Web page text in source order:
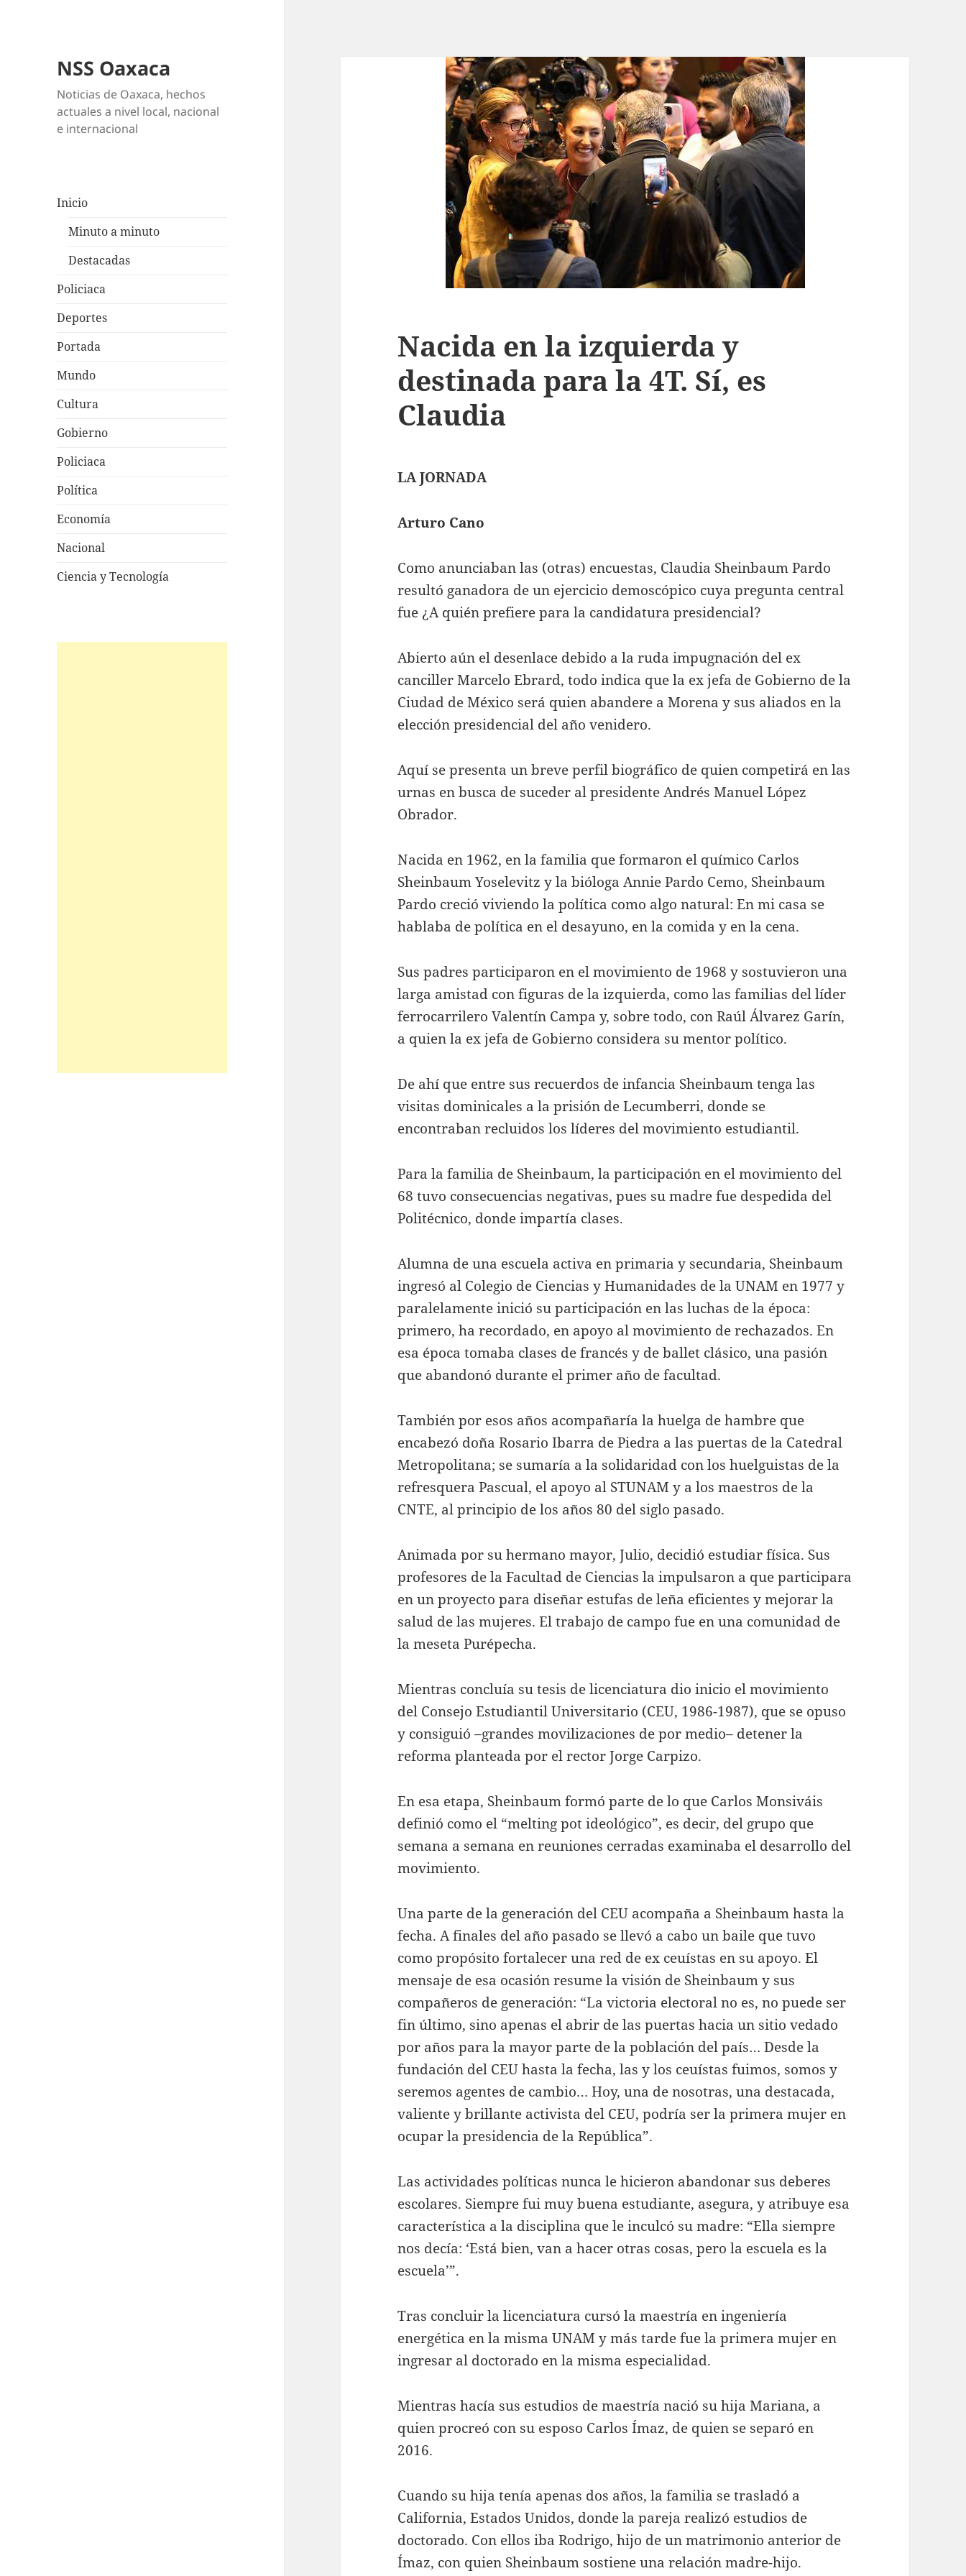
NSS Oaxaca
Noticias de Oaxaca, hechos
actuales a nivel local, nacional
e internacional
Inicio
Minuto a minuto
Destacadas
Policiaca
Deportes
Portada
Mundo
Cultura
Gobierno
Policiaca
Política
Economía
Nacional
Ciencia y Tecnología
Nacida en la izquierda y
destinada para la 4T. Sí, es
Claudia
LA JORNADA
Arturo Cano
Como anunciaban las (otras) encuestas, Claudia Sheinbaum Pardo
resultó ganadora de un ejercicio demoscópico cuya pregunta central
fue ¿A quién prefiere para la candidatura presidencial?
Abierto aún el desenlace debido a la ruda impugnación del ex
canciller Marcelo Ebrard, todo indica que la ex jefa de Gobierno de la
Ciudad de México será quien abandere a Morena y sus aliados en la
elección presidencial del año venidero.
Aquí se presenta un breve perfil biográfico de quien competirá en las
urnas en busca de suceder al presidente Andrés Manuel López
Obrador.
Nacida en 1962, en la familia que formaron el químico Carlos
Sheinbaum Yoselevitz y la bióloga Annie Pardo Cemo, Sheinbaum
Pardo creció viviendo la política como algo natural: En mi casa se
hablaba de política en el desayuno, en la comida y en la cena.
Sus padres participaron en el movimiento de 1968 y sostuvieron una
larga amistad con figuras de la izquierda, como las familias del líder
ferrocarrilero Valentín Campa y, sobre todo, con Raúl Álvarez Garín,
a quien la ex jefa de Gobierno considera su mentor político.
De ahí que entre sus recuerdos de infancia Sheinbaum tenga las
visitas dominicales a la prisión de Lecumberri, donde se
encontraban recluidos los líderes del movimiento estudiantil.
Para la familia de Sheinbaum, la participación en el movimiento del
68 tuvo consecuencias negativas, pues su madre fue despedida del
Politécnico, donde impartía clases.
Alumna de una escuela activa en primaria y secundaria, Sheinbaum
ingresó al Colegio de Ciencias y Humanidades de la UNAM en 1977 y
paralelamente inició su participación en las luchas de la época:
primero, ha recordado, en apoyo al movimiento de rechazados. En
esa época tomaba clases de francés y de ballet clásico, una pasión
que abandonó durante el primer año de facultad.
También por esos años acompañaría la huelga de hambre que
encabezó doña Rosario Ibarra de Piedra a las puertas de la Catedral
Metropolitana; se sumaría a la solidaridad con los huelguistas de la
refresquera Pascual, el apoyo al STUNAM y a los maestros de la
CNTE, al principio de los años 80 del siglo pasado.
Animada por su hermano mayor, Julio, decidió estudiar física. Sus
profesores de la Facultad de Ciencias la impulsaron a que participara
en un proyecto para diseñar estufas de leña eficientes y mejorar la
salud de las mujeres. El trabajo de campo fue en una comunidad de
la meseta Purépecha.
Mientras concluía su tesis de licenciatura dio inicio el movimiento
del Consejo Estudiantil Universitario (CEU, 1986-1987), que se opuso
y consiguió –grandes movilizaciones de por medio– detener la
reforma planteada por el rector Jorge Carpizo.
En esa etapa, Sheinbaum formó parte de lo que Carlos Monsiváis
definió como el “melting pot ideológico”, es decir, del grupo que
semana a semana en reuniones cerradas examinaba el desarrollo del
movimiento.
Una parte de la generación del CEU acompaña a Sheinbaum hasta la
fecha. A finales del año pasado se llevó a cabo un baile que tuvo
como propósito fortalecer una red de ex ceuístas en su apoyo. El
mensaje de esa ocasión resume la visión de Sheinbaum y sus
compañeros de generación: “La victoria electoral no es, no puede ser
fin último, sino apenas el abrir de las puertas hacia un sitio vedado
por años para la mayor parte de la población del país… Desde la
fundación del CEU hasta la fecha, las y los ceuístas fuimos, somos y
seremos agentes de cambio… Hoy, una de nosotras, una destacada,
valiente y brillante activista del CEU, podría ser la primera mujer en
ocupar la presidencia de la República”.
Las actividades políticas nunca le hicieron abandonar sus deberes
escolares. Siempre fui muy buena estudiante, asegura, y atribuye esa
característica a la disciplina que le inculcó su madre: “Ella siempre
nos decía: ‘Está bien, van a hacer otras cosas, pero la escuela es la
escuela’”.
Tras concluir la licenciatura cursó la maestría en ingeniería
energética en la misma UNAM y más tarde fue la primera mujer en
ingresar al doctorado en la misma especialidad.
Mientras hacía sus estudios de maestría nació su hija Mariana, a
quien procreó con su esposo Carlos Ímaz, de quien se separó en
2016.
Cuando su hija tenía apenas dos años, la familia se trasladó a
California, Estados Unidos, donde la pareja realizó estudios de
doctorado. Con ellos iba Rodrigo, hijo de un matrimonio anterior de
Ímaz, con quien Sheinbaum sostiene una relación madre-hijo.